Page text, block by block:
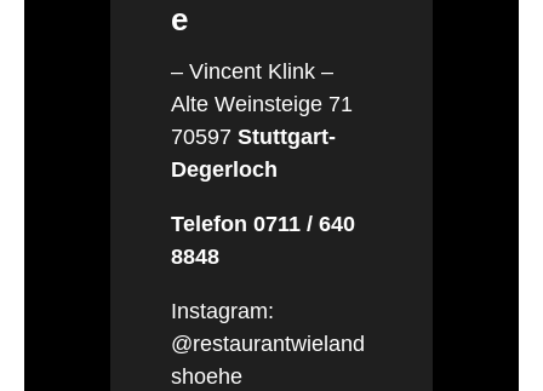
e
– Vincent Klink –
Alte Weinsteige 71
70597 Stuttgart-
Degerloch
Telefon 0711 / 640
8848
Instagram:
@restaurantwieland
shoehe